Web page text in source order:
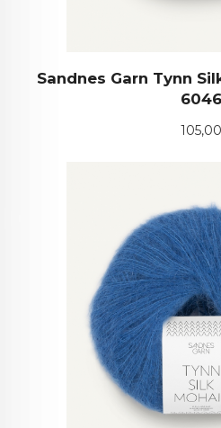
Sandnes Garn Tynn
6046
Pris
105,00